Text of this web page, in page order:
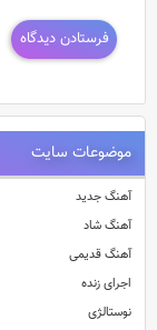
موضوعات سایت
آهنگ جدید
آهنگ شاد
آهنگ قدیمی
اجرای زنده
نوستالژی